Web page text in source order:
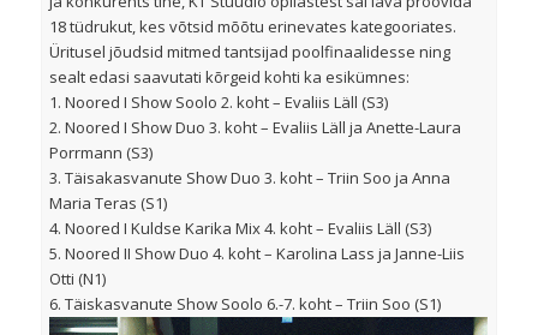
18 tüdrukut, kes võtsid mõõtu erinevates kategooriates.
Üritusel jõudsid mitmed tantsijad poolfinaalidesse ning
sealt edasi saavutati kõrgeid kohti ka esikümnes:
1. Noored I Show Soolo 2. koht – Evaliis Läll (S3)
2. Noored I Show Duo 3. koht – Evaliis Läll ja Anette-Laura
Porrmann (S3)
3. Täisakasvanute Show Duo 3. koht – Triin Soo ja Anna
Maria Teras (S1)
4. Noored I Kuldse Karika Mix 4. koht – Evaliis Läll (S3)
5. Noored II Show Duo 4. koht – Karolina Lass ja Janne-Liis
Otti (N1)
6. Täiskasvanute Show Soolo 6.-7. koht – Triin Soo (S1)